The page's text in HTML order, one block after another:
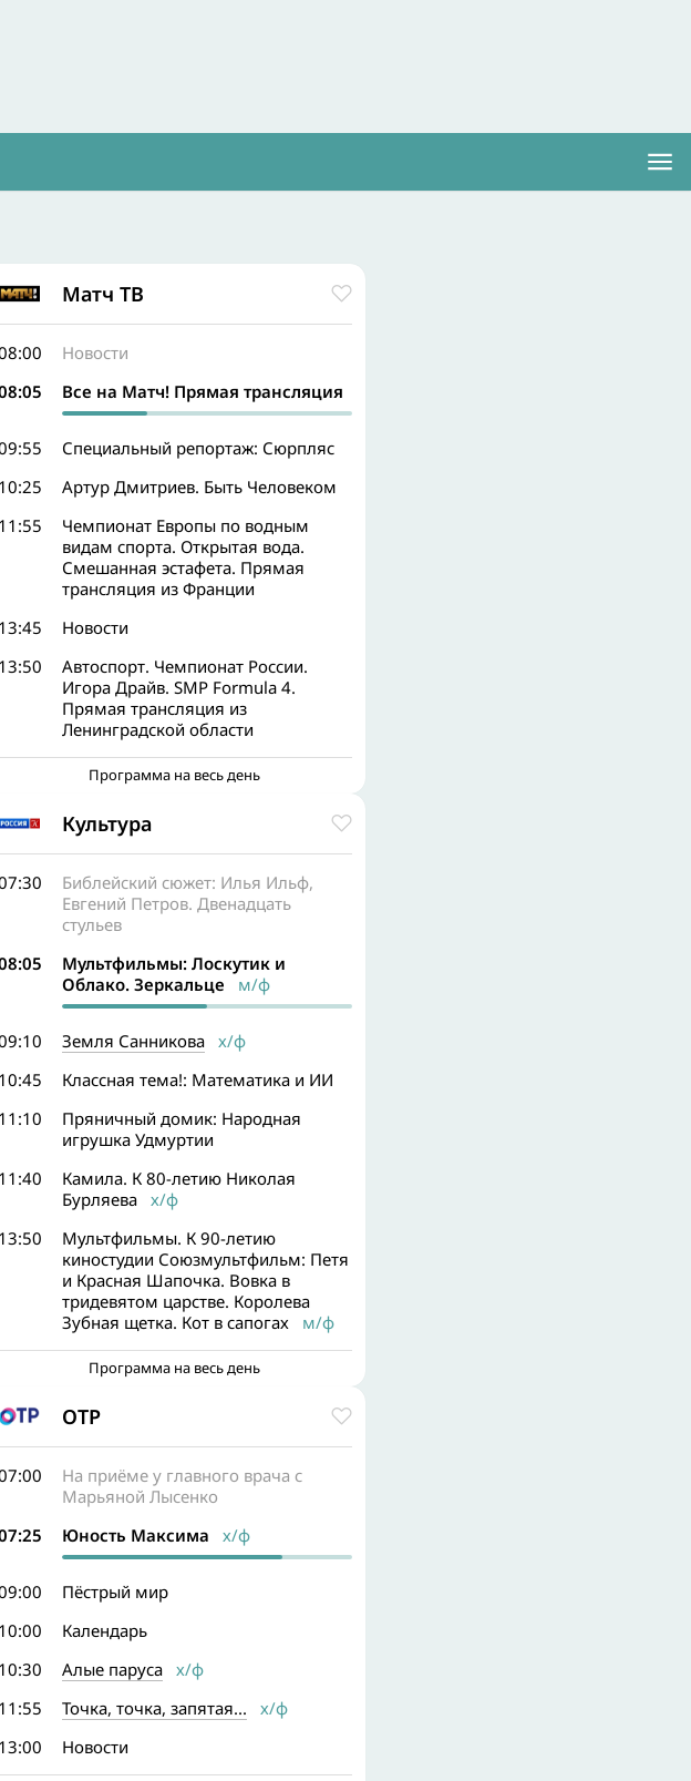
Матч ТВ
Новости
Все на Матч! Прямая трансляция
Специальный репортаж: Сюрпляс
10:25
Артур Дмитриев. Быть Человеком
11:55
Чемпионат Европы по водным
видам спорта. Открытая вода.
Смешанная эстафета. Прямая
трансляция из Франции
13:45
Новости
13:50
Автоспорт. Чемпионат России.
Игора Драйв. SMP Formula 4.
Прямая трансляция из
Ленинградской области
Программа на весь день
Культура
Библейский сюжет: Илья Ильф,
Евгений Петров. Двенадцать
стульев
Мультфильмы: Лоскутик и
Облако. Зеркальце м/ф
Земля Санниковах/ф
10:45
Классная тема!: Математика и ИИ
11:10
Пряничный домик: Народная
игрушка Удмуртии
11:40
Камила. К 80-летию Николая
Бурляевах/ф
13:50
Мультфильмы. К 90-летию
киностудии Союзмультфильм: Петя
и Красная Шапочка. Вовка в
тридевятом царстве. Королева
Зубная щетка. Кот в сапогахм/ф
Программа на весь день
ОТР
На приёме у главного врача с
Марьяной Лысенко
Юность Максима х/ф
Пёстрый мир
10:00
Календарь
10:30
Алые парусах/ф
11:55
Точка, точка, запятая... х/ф
13:00
Новости